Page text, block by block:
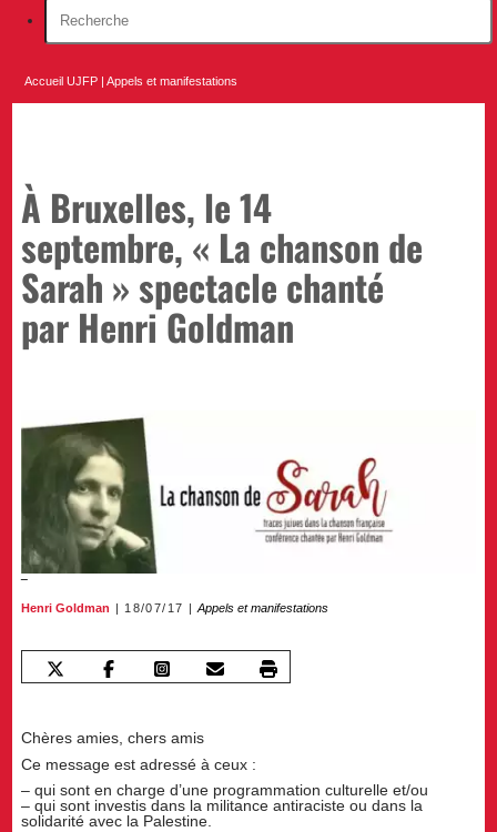
Accueil UJFP |Appels et manifestations
À Bruxelles, le 14
septembre, « La chanson de
Sarah » spectacle chanté
par Henri Goldman
Henri Goldman 18/07/17 Appels et manifestations
Chères amies, chers amis
Ce message est adressé à ceux :
– qui sont en charge d’une programmation culturelle et/ou
– qui sont investis dans la militance antiraciste ou dans la
solidarité avec la Palestine.